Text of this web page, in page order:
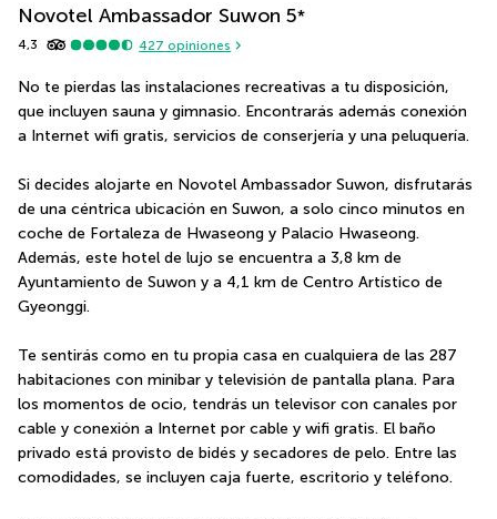
Novotel Ambassador Suwon 5*
4,3 427 opiniones
No te pierdas las instalaciones recreativas a tu disposición,
que incluyen sauna y gimnasio. Encontrarás además conexión
a Internet wifi gratis, servicios de conserjería y una peluquería.
Si decides alojarte en Novotel Ambassador Suwon, disfrutarás
de una céntrica ubicación en Suwon, a solo cinco minutos en
coche de Fortaleza de Hwaseong y Palacio Hwaseong.
Además, este hotel de lujo se encuentra a 3,8 km de
Ayuntamiento de Suwon y a 4,1 km de Centro Artístico de
Gyeonggi.
Te sentirás como en tu propia casa en cualquiera de las 287
habitaciones con minibar y televisión de pantalla plana. Para
los momentos de ocio, tendrás un televisor con canales por
cable y conexión a Internet por cable y wifi gratis. El baño
privado está provisto de bidés y secadores de pelo. Entre las
comodidades, se incluyen caja fuerte, escritorio y teléfono.